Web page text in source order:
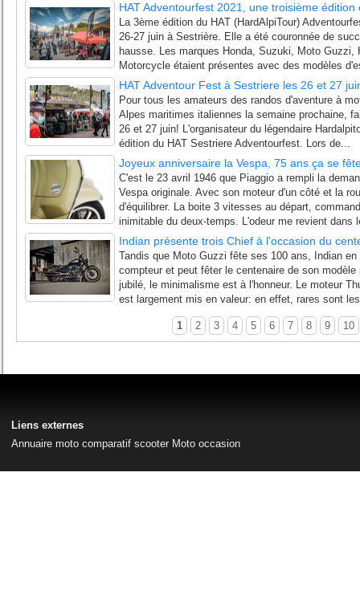
HAT Adventourfest 2021, une troisième
La 3ème édition du HAT (HardAlpiTour)
26-27 juin à Sestrière. Elle a été couronnée de
hausse. Les marques Honda, Suzuki, Moto Guzzi,
Motorcycle étaient présentes avec des modèles
HAT Adventour Fest à Sestriere les 26 et 27
Pour tous les amateurs des randos d'aventure à
Alpes maritimes italiennes la semaine prochaine,
26 et 27 juin! L'organisateur du légendaire
édition du HAT Sestriere Adventourfest. Lors de...
Joyeux anniversaire la Vespa, 75 ans ça se
C'est le 23 avril 1946 que Piaggio a rempli la
Vespa originale. Avec son moteur d'un côté et la
d'équilibrer. La boite 3 vitesses au départ,
inimitable du deux-temps. L'odeur me revient dans
Indian présente trois Chief à l'occasion du
Tandis que Moto Guzzi fête ses 100 ans, Indian
compteur et peut fêter le centenaire de son
jubilé, le minimalisme est à l'honneur. Le moteur
est largement mis en valeur: en effet, rares sont
1 2 3 4 5 6 7 8 9 10
Liens externes
Annuaire moto comparatif scooter Moto occasion